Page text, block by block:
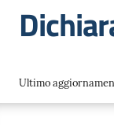
Servizi
Novità
Ultimo